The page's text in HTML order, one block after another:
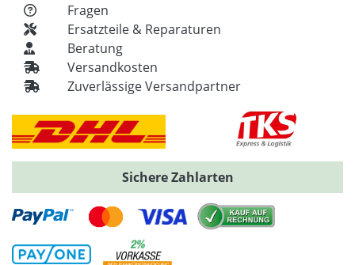
Fragen
Ersatzteile & Reparaturen
Beratung
Versandkosten
Zuverlässige Versandpartner
Sichere Zahlarten